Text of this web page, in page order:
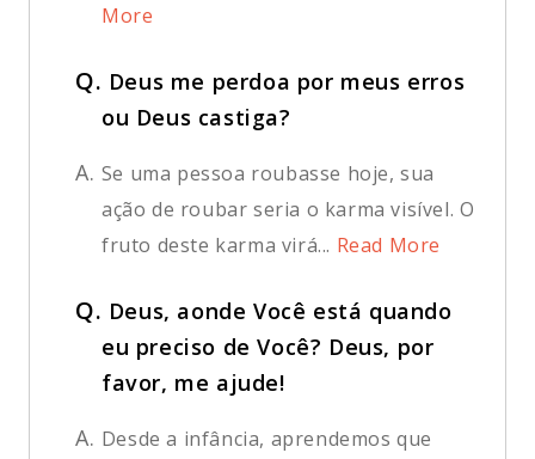
More
Q. Deus me perdoa por meus erros
ou Deus castiga?
A. Se uma pessoa roubasse hoje, sua
ação de roubar seria o karma visível. O
fruto deste karma virá... Read More
Q. Deus, aonde Você está quando
eu preciso de Você? Deus, por
favor, me ajude!
A. Desde a infância, aprendemos que